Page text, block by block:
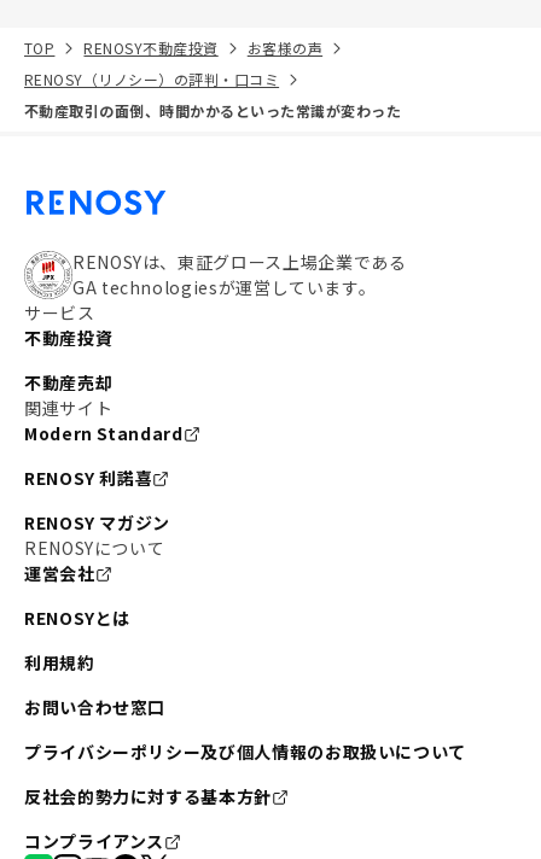
TOP RENOSY不動産投資
お客様の声
RENOSY（リノシー）の評判・口コミ
不動産取引の面倒、時間かかるといった常識が変わった
RENOSYは、東証グロース上場企業である
GA technologiesが運営しています。
サービス
不動産投資
不動産売却
関連サイト
Modern Standard
RENOSY 利諾喜
RENOSY マガジン
RENOSYについて
運営会社
RENOSYとは
利用規約
お問い合わせ窓口
プライバシーポリシー及び個人情報のお取扱いについて
反社会的勢力に対する基本方針
コンプライアンス